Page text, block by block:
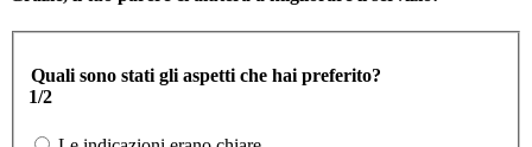
Quali sono stati gli aspetti che hai preferito?
1/2